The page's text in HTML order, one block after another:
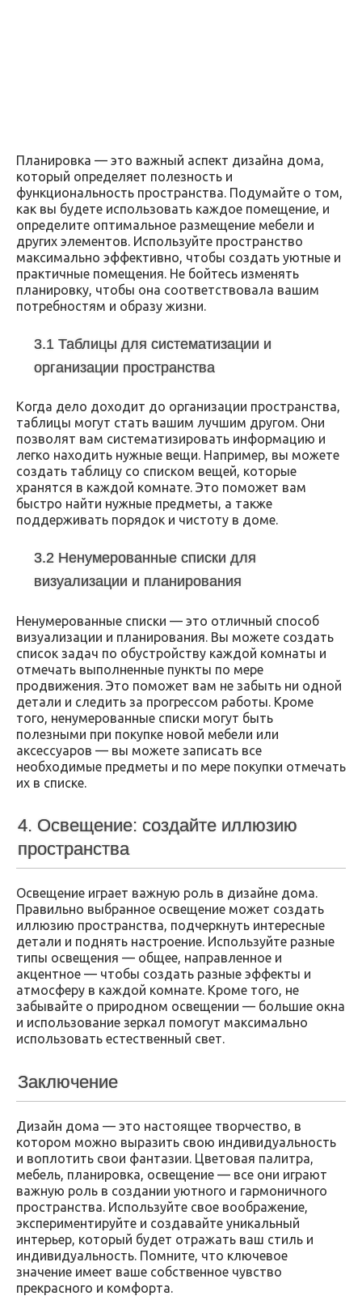
Планировка — это важный аспект дизайна дома,
который определяет полезность и
функциональность пространства. Подумайте о том,
как вы будете использовать каждое помещение, и
определите оптимальное размещение мебели и
других элементов. Используйте пространство
максимально эффективно, чтобы создать уютные и
практичные помещения. Не бойтесь изменять
планировку, чтобы она соответствовала вашим
потребностям и образу жизни.
3.1 Таблицы для систематизации и
организации пространства
Когда дело доходит до организации пространства,
таблицы могут стать вашим лучшим другом. Они
позволят вам систематизировать информацию и
легко находить нужные вещи. Например, вы можете
создать таблицу со списком вещей, которые
хранятся в каждой комнате. Это поможет вам
быстро найти нужные предметы, а также
поддерживать порядок и чистоту в доме.
3.2 Ненумерованные списки для
визуализации и планирования
Ненумерованные списки — это отличный способ
визуализации и планирования. Вы можете создать
список задач по обустройству каждой комнаты и
отмечать выполненные пункты по мере
продвижения. Это поможет вам не забыть ни одной
детали и следить за прогрессом работы. Кроме
того, ненумерованные списки могут быть
полезными при покупке новой мебели или
аксессуаров — вы можете записать все
необходимые предметы и по мере покупки отмечать
их в списке.
4. Освещение: создайте иллюзию
пространства
Освещение играет важную роль в дизайне дома.
Правильно выбранное освещение может создать
иллюзию пространства, подчеркнуть интересные
детали и поднять настроение. Используйте разные
типы освещения — общее, направленное и
акцентное — чтобы создать разные эффекты и
атмосферу в каждой комнате. Кроме того, не
забывайте о природном освещении — большие окна
и использование зеркал помогут максимально
использовать естественный свет.
Заключение
Дизайн дома — это настоящее творчество, в
котором можно выразить свою индивидуальность
и воплотить свои фантазии. Цветовая палитра,
мебель, планировка, освещение — все они играют
важную роль в создании уютного и гармоничного
пространства. Используйте свое воображение,
экспериментируйте и создавайте уникальный
интерьер, который будет отражать ваш стиль и
индивидуальность. Помните, что ключевое
значение имеет ваше собственное чувство
прекрасного и комфорта.